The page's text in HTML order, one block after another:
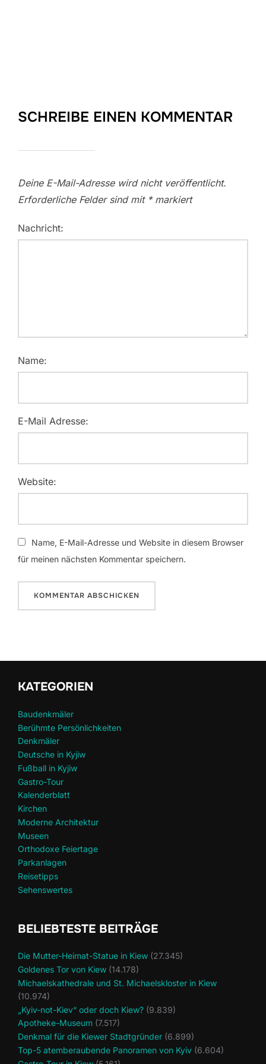
SCHREIBE EINEN KOMMENTAR
Deine E-Mail-Adresse wird nicht veröffentlicht.
Erforderliche Felder sind mit *markiert
Nachricht:
Name:
E-Mail Adresse:
Website:
Name, E-Mail-Adresse und Website in diesem Browser
für meinen nächsten Kommentar speichern.
KATEGORIEN
Baudenkmäler
Berühmte Persönlichkeiten
Denkmäler
Deutsche in Kyjiw
Fußball in Kyjiw
Gastro-Tour
Kalenderblatt
Kirchen
Moderne Architektur
Museen
Orthodoxe Feiertage
Parkanlagen
Reisetipps
Sehenswertes
BELIEBTESTE BEITRÄGE
Die Mutter-Heimat-Statue in Kiew (27.345)
Goldenes Tor von Kiew (14.178)
Michaelskathedrale und St. Michaelskloster in Kiew
(10.974)
„Kyiv-not-Kiev“ oder doch Kiew? (9.839)
Apotheke-Museum (7.517)
Denkmal für die Kiewer Stadtgründer (6.899)
Top-5 atemberaubende Panoramen von Kyiv (6.604)